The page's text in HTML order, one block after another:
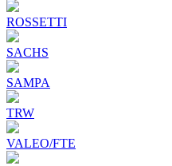
ROSSETTI
SACHS
SAMPA
TRW
VALEO/FTE